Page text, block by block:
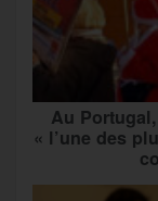
Au
« l’une des